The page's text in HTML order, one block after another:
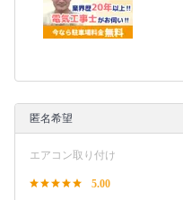
匿名希望
エアコン取り付け
5.00